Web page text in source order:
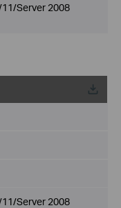
Server 2008
Server 2008